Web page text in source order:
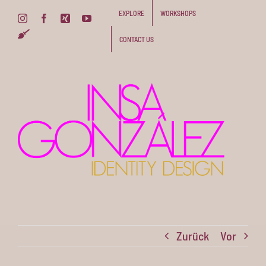
Inhalt
springen
InstagramFacebook
Xing YouTube
Pinterest
EXPLORE WORKSHOPS
CONTACT US
Zurück Vor